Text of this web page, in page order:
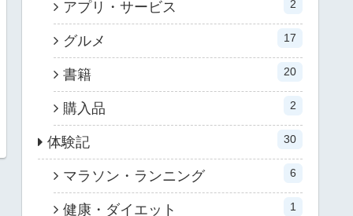
アプリ・サービス 2
グルメ 17
書籍 20
購入品 2
体験記 30
マラソン・ランニング 6
健康・ダイエット 1